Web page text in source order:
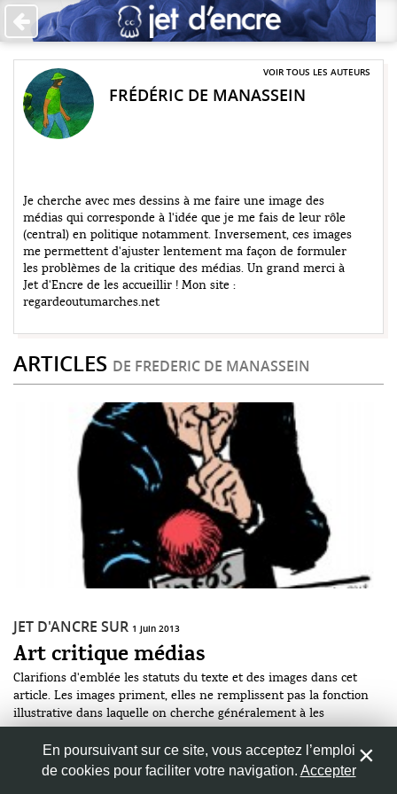
Accueil
Les auteurs
+Catégories
Qui sommes-nous ?
♥ Faire un don
Contact
VOIR TOUS LES AUTEURS
FRÉDÉRIC DE MANASSEIN
Je cherche avec mes dessins à me faire une image des
médias qui corresponde à l'idée que je me fais de leur rôle
(central) en politique notamment. Inversement, ces images
me permettent d'ajuster lentement ma façon de formuler
les problèmes de la critique des médias. Un grand merci à
Jet d'Encre de les accueillir ! Mon site :
regardeoutumarches.net
ARTICLES DE FREDERIC DE MANASSEIN
JET D'ANCRE SUR 1 juin 2013
Art critique médias
Clarifions d'emblée les statuts du texte et des images dans cet
article. Les images priment, elles ne remplissent pas la fonction
illustrative dans laquelle on cherche généralement à les
minimales d'introduction, de liaison, de commentaires qui
satisfont à nos habitudes de lecture. Place aux images. Place aux
JET D'ENCRE
En poursuivant sur ce site, vous acceptez l’emploi
de cookies pour faciliter votre navigation. Accepter